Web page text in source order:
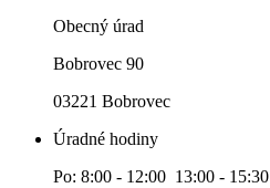
Obecný úrad
Bobrovec 90
03221 Bobrovec
Úradné hodiny
Po: 8:00 - 12:00 13:00 - 15:30